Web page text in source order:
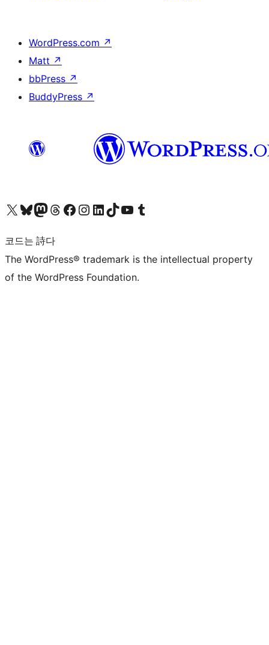
WordPress.com ↗
Matt ↗
bbPress ↗
BuddyPress ↗
X(이전 트위터) 계정 방문하기블루스카이 계정 방문하기마스토돈 계정 방문하기스레드 계정 방문하기 페이스북 페이지 방문하기인스타그램 계정 방문하기 LinkedIn 계정 방문하기틱톡 계정 방문하기유튜브 채널 방문하기 텀블러 계정 방문하기
코드는 詩다
The WordPress® trademark is the intellectual property
of the WordPress Foundation.